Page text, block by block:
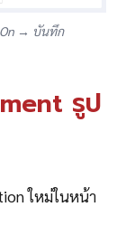
On → บันทึก
รูป
ใหม่ในหน้า